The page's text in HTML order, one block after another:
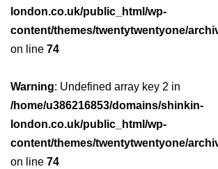
london.co.uk/public_html/wp-
content/themes/twentytwentyone/
on line 74
Warning: Undefined array key 2 in
/home/u386216853/domains/shinkin-
london.co.uk/public_html/wp-
content/themes/twentytwentyone/
on line 74